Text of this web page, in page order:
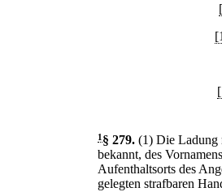
1 § 279. (1) Die Ladung
bekannt, des
Aufenthaltsorts des
gelegten strafbaren